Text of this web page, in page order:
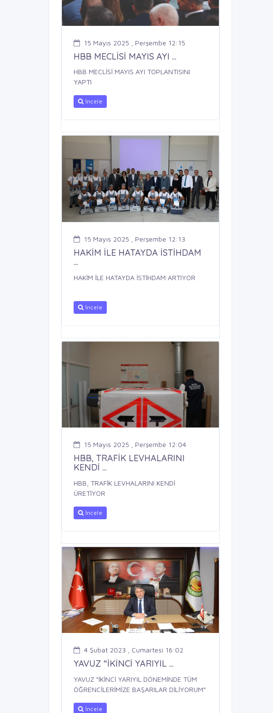
15 Mayıs 2025 , Perşembe 12:15
HBB MECLİSİ MAYIS AYI ...
HBB MECLİSİ MAYIS AYI TOPLANTISINI
YAPTI
İncele
15 Mayıs 2025 , Perşembe 12:13
HAKİM İLE HATAYDA İSTİHDAM
...
HAKİM İLE HATAYDA İSTİHDAM ARTIYOR
İncele
15 Mayıs 2025 , Perşembe 12:04
HBB, TRAFİK LEVHALARINI
KENDİ ...
HBB, TRAFİK LEVHALARINI KENDİ
ÜRETİYOR
İncele
4 Şubat 2023 , Cumartesi 16:02
YAVUZ “İKİNCİ YARIYIL ...
YAVUZ “İKİNCİ YARIYIL DÖNEMİNDE TÜM
ÖĞRENCİLERİMİZE BAŞARILAR DİLİYORUM”
İncele